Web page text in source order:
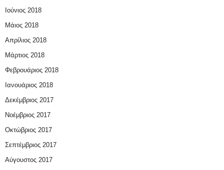
Ιούνιος 2018
Μάιος 2018
Απρίλιος 2018
Μάρτιος 2018
Φεβρουάριος 2018
Ιανουάριος 2018
Δεκέμβριος 2017
Νοέμβριος 2017
Οκτώβριος 2017
Σεπτέμβριος 2017
Αύγουστος 2017